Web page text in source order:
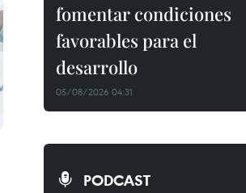
fomentar condiciones
favorables para el
desarrollo
05/08/2026 04:31
PODCAST